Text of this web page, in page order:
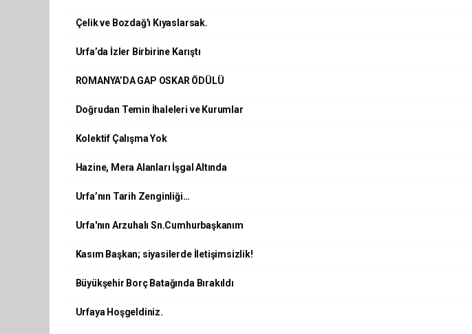
Çelik ve Bozdağ'ı Kıyaslarsak.
Urfa’da İzler Birbirine Karıştı
ROMANYA’DA GAP OSKAR ÖDÜLÜ
Doğrudan Temin İhaleleri ve Kurumlar
Kolektif Çalışma Yok
Hazine, Mera Alanları İşgal Altında
Urfa’nın Tarih Zenginliği…
Urfa'nın Arzuhalı Sn.Cumhurbaşkanım
Kasım Başkan; siyasilerde İletişimsizlik!
Büyükşehir Borç Batağında Bırakıldı
Urfaya Hoşgeldiniz.